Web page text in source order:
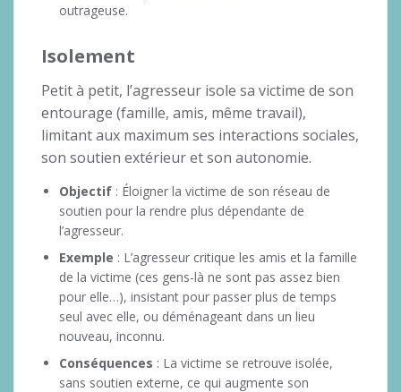
outrageuse.
Isolement
Petit à petit, l’agresseur isole sa victime de son
entourage (famille, amis, même travail),
limitant aux maximum ses interactions sociales,
son soutien extérieur et son autonomie.
Objectif : Éloigner la victime de son réseau de
soutien pour la rendre plus dépendante de
l’agresseur.
Exemple : L’agresseur critique les amis et la famille
de la victime (ces gens-là ne sont pas assez bien
pour elle…), insistant pour passer plus de temps
seul avec elle, ou déménageant dans un lieu
nouveau, inconnu.
Conséquences : La victime se retrouve isolée,
sans soutien externe, ce qui augmente son